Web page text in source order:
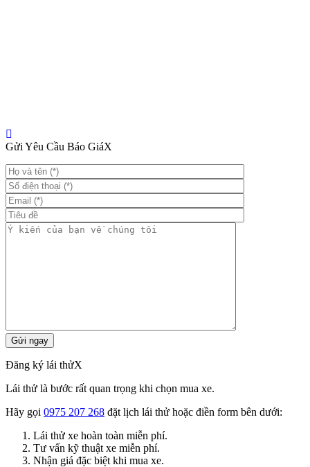
Gửi Yêu Cầu Báo GiáX
Đăng ký lái thửX
Lái thử là bước rất quan trọng khi chọn mua xe.
Hãy gọi 0975 207 268 đặt lịch lái thử hoặc điền form bên dưới:
Lái thử xe hoàn toàn miễn phí.
Tư vấn kỹ thuật xe miễn phí.
Nhận giá đặc biệt khi mua xe.